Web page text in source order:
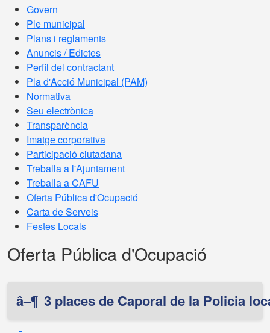
Govern
Ple municipal
Plans i reglaments
Anuncis / Edictes
Perfil del contractant
Pla d'Acció Municipal (PAM)
Normativa
Seu electrònica
Transparència
Imatge corporativa
Participació ciutadana
Treballa a l'Ajuntament
Treballa a CAFU
Oferta Pública d'Ocupació
Carta de Serveis
Festes Locals
Oferta Pública d'Ocupació
â–¶ 3 places de Caporal de la Policia